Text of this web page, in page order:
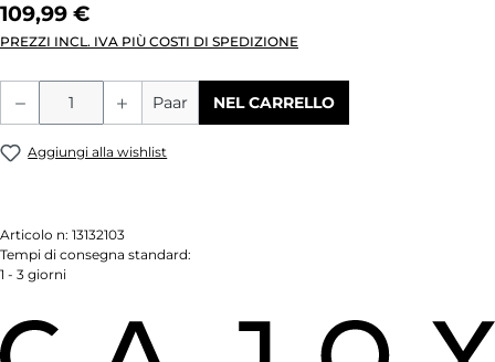
109,99 €
PREZZI INCL. IVA PIÙ COSTI DI SPEDIZIONE
Quantità del prodotto: inserisci la
Paar NEL CARRELLO
Aggiungi alla wishlist
Articolo n: 13132103
Tempi di consegna standard:
1 - 3 giorni